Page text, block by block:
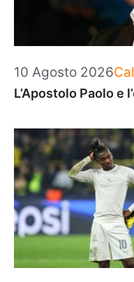
10 Agosto 2026
L’Apostolo Paolo e